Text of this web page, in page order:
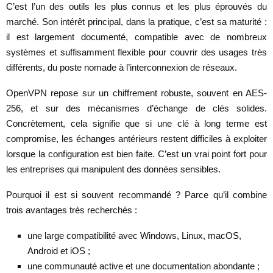
C’est l’un des outils les plus connus et les plus éprouvés du
marché. Son intérêt principal, dans la pratique, c’est sa maturité :
il est largement documenté, compatible avec de nombreux
systèmes et suffisamment flexible pour couvrir des usages très
différents, du poste nomade à l’interconnexion de réseaux.
OpenVPN repose sur un chiffrement robuste, souvent en AES-
256, et sur des mécanismes d’échange de clés solides.
Concrètement, cela signifie que si une clé à long terme est
compromise, les échanges antérieurs restent difficiles à exploiter
lorsque la configuration est bien faite. C’est un vrai point fort pour
les entreprises qui manipulent des données sensibles.
Pourquoi il est si souvent recommandé ? Parce qu’il combine
trois avantages très recherchés :
une large compatibilité avec Windows, Linux, macOS,
Android et iOS ;
une communauté active et une documentation abondante ;